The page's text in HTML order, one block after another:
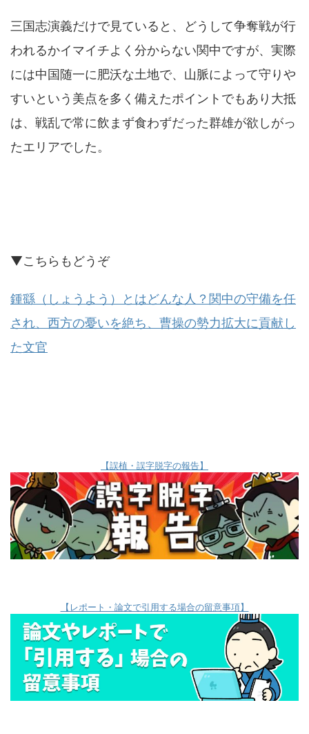
三国志演義だけで見ていると、どうして争奪戦が行
われるかイマイチよく分からない関中ですが、実際
には中国随一に肥沃な土地で、山脈によって守りや
すいという美点を多く備えたポイントでもあり大抵
は、戦乱で常に飲まず食わずだった群雄が欲しがっ
たエリアでした。
▼こちらもどうぞ
鍾繇（しょうよう）とはどんな人？関中の守備を任
され、西方の憂いを絶ち、曹操の勢力拡大に貢献し
た文官
【誤植・誤字脱字の報告】
【レポート・論文で引用する場合の留意事項】